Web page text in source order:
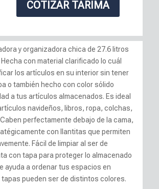
COTIZAR TARIMA
y organizadora chica de 27.6 litros
con material clarificado lo cuál
los artículos en su interior sin tener
o también hecho con color sólido
a tus artículos almacenados. Es ideal
navideños, libros, ropa, colchas,
perfectamente debajo de la cama,
con llantitas que permiten
Fácil de limpiar al ser de
con tapa para proteger lo almacenado
ayuda a ordenar tus espacios en
pueden ser de distintos colores.